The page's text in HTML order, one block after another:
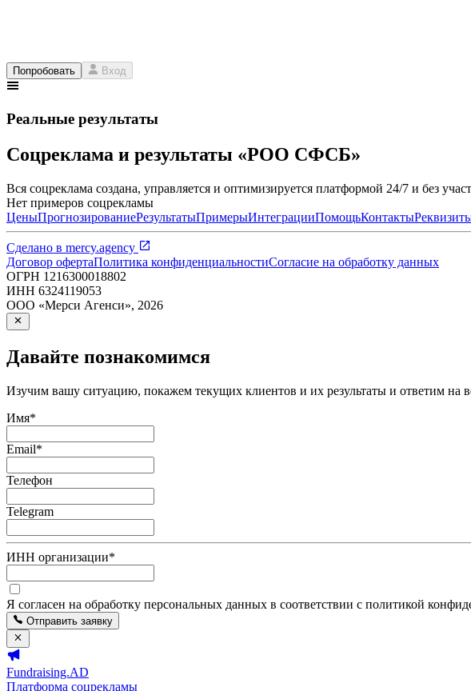
Попробовать Вход
Реальные результаты
Соцреклама и результаты «РОО СФСБ»
Вся соцреклама создана, управляется и оптимизируется платформой 24/7 и без
Нет примеров соцрекламы
ЦеныПрогнозированиеРезультатыПримерыИнтеграцииПомощьКонтакты
Сделано в mercy.agency
Договор офертаПолитика конфиденциальностиСогласие на обработку данных
ОГРН 1216300018802
ИНН 6324119053
ООО «Мерси Агенси», 2026
Давайте познакомимся
Изучим вашу ситуацию, покажем текущих клиентов и их результаты и ответим на
Имя*
Email*
Телефон
Telegram
ИНН организации*
Я согласен на обработку персональных данных в соответствии с политикой
Отправить заявку
Fundraising.AD
Платформа соцрекламы